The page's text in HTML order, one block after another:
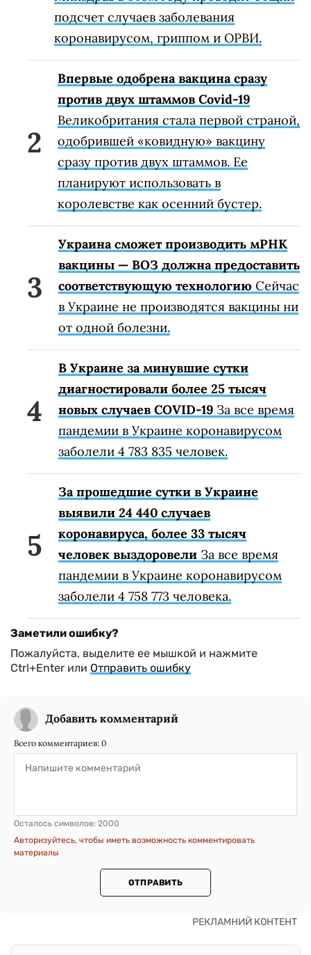
подсчет случаев заболевания
коронавирусом, гриппом и ОРВИ.
Впервые одобрена вакцина сразу
против двух штаммов Covid-19
Великобритания стала первой страной,
одобрившей «ковидную» вакцину
сразу против двух штаммов. Ее
планируют использовать в
королевстве как осенний бустер.
Украина сможет производить мРНК
вакцины — ВОЗ должна предоставить
соответствующую технологию Сейчас
в Украине не производятся вакцины ни
от одной болезни.
В Украине за минувшие сутки
диагностировали более 25 тысяч
новых случаев COVID-19 За все время
пандемии в Украине коронавирусом
заболели 4 783 835 человек.
За прошедшие сутки в Украине
выявили 24 440 случаев
коронавируса, более 33 тысяч
человек выздоровели За все время
пандемии в Украине коронавирусом
заболели 4 758 773 человека.
Заметили ошибку?
Пожалуйста, выделите ее мышкой и нажмите
Ctrl+Enter или Отправить ошибку
Добавить комментарий
Всего комментариев: 0
Осталось символов: 2000
Авторизуйтесь, чтобы иметь возможность комментировать
материалы
ОТПРАВИТЬ